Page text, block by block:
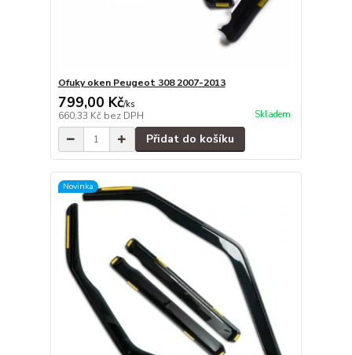
Ofuky oken Peugeot 308 2007-2013
799,00 Kč/ks
660,33 Kč bez DPH Skladem
Přidat do košíku
Novinka